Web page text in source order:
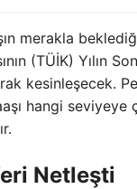
merakla
(TÜİK) Yılın
kesinleşecek.
hangi seviyeye
Netleşti